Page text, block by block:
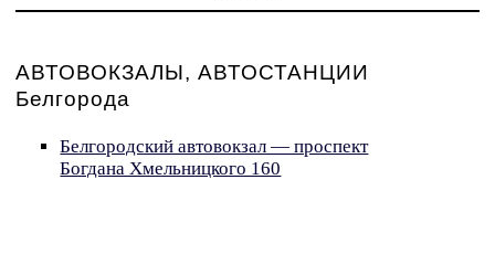
АВТОВОКЗАЛЫ, АВТОСТАНЦИИ
Белгорода
Белгородский автовокзал — проспект
Богдана Хмельницкого 160